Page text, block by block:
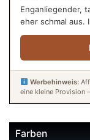
Enganliegender,
eher schmal aus.
Werbehinweis:
eine kleine Provision
Farben